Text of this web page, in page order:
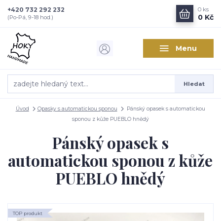
Menu
Hledat
+420 732 292 232
(Po-Pá, 9-18 hod.)
0 ks
0 Kč
Úvod Opasky s automatickou sponou
Pánský opasek s automatickou
sponou z kůže PUEBLO hnědý
Pánský opasek s
automatickou sponou z kůže
PUEBLO hnědý
TOP produkt